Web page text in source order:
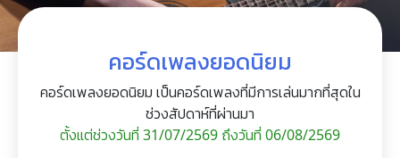
คอร์ดเพลงยอดนิยม
คอร์ดเพลงยอดนิยม เป็นคอร์ดเพลงที่มีการเล่นมากที่สุดใน
ช่วงสัปดาห์ที่ผ่านมา
ตั้งแต่ช่วงวันที่ 31/07/2569 ถึงวันที่ 06/08/2569